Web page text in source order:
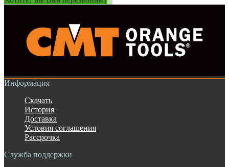
Информация
Скачать
История
Доставка
Условия соглашения
Рассрочка
Служба поддержки